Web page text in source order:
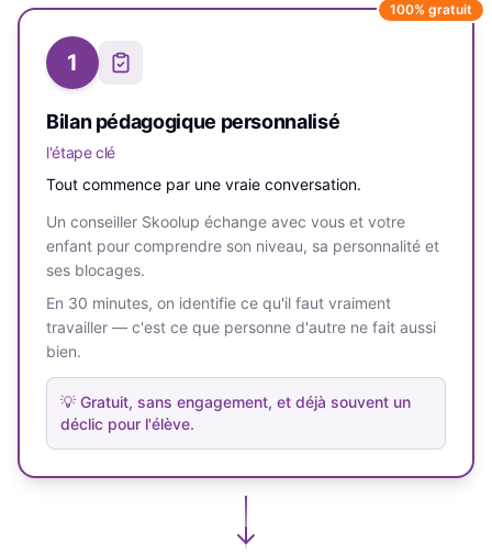
100% gratuit
1
Bilan pédagogique personnalisé
l'étape clé
Tout commence par une vraie conversation.
Un conseiller Skoolup échange avec vous et votre
enfant pour comprendre son niveau, sa personnalité et
ses blocages.
En 30 minutes, on identifie ce qu'il faut vraiment
travailler — c'est ce que personne d'autre ne fait aussi
bien.
💡 Gratuit, sans engagement, et déjà souvent un
déclic pour l'élève.